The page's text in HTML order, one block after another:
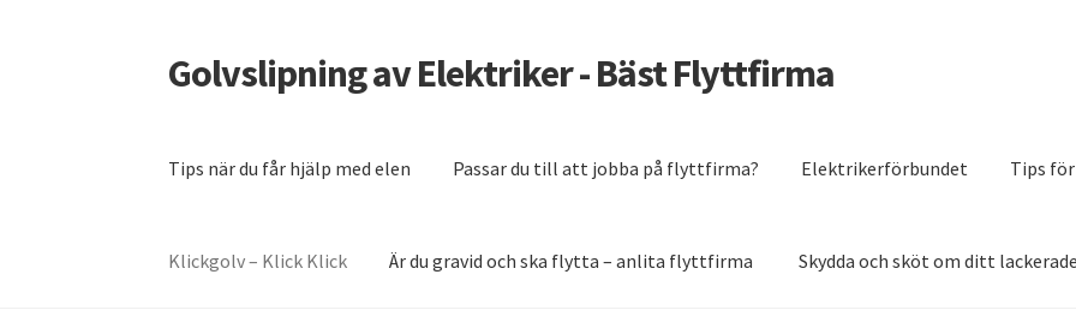
Skip
to
Skip
to
Golvslipning av Elektriker - Bäst Flyttfirma
Tips när du får hjälp med elen Passar du till att jobba på flyttfirma? Elektrikerförbundet Tips
Klickgolv – Klick Klick Är du gravid och ska flytta – anlita flyttfirma Skydda och sköt om ditt